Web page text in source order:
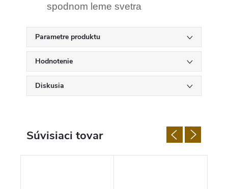
spodnom leme svetra
Parametre produktu
Hodnotenie
Diskusia
Súvisiaci tovar